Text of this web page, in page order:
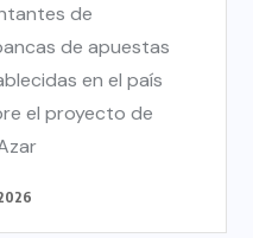
de
de apuestas
en el país
el proyecto de